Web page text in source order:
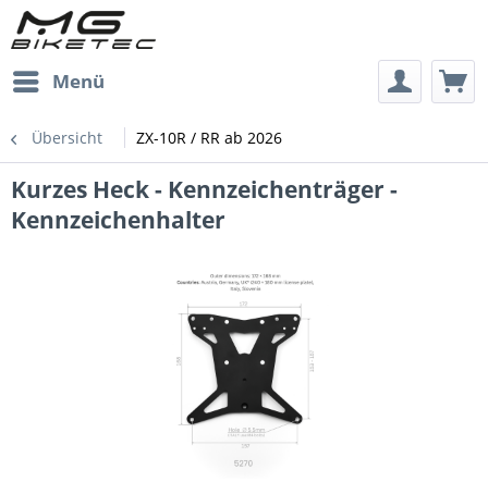
Menü
Übersicht ZX-10R / RR ab 2026
Kurzes Heck - Kennzeichenträger -
Kennzeichenhalter